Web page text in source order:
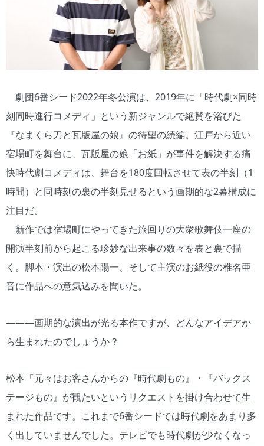
劇団6番シード2022年冬公演は、2019年に「時代劇×同時
刻同時進行コメディ」という新ジャンルで絶賛を浴びた
『なまくら刀と瓦版屋の娘』の待望の続編。江戸から近い
宿場町を舞台に、瓦版屋の娘「お紙」が事件を解決する痛
快時代劇コメディは、舞台を180度回転させて表の半刻（1
時間）と同時刻の裏の半刻見せるという画期的な2幕構成に
注目だ。
新作では宿場町にやってきた旅回りの大衆歌舞伎一座の
開演半刻前から起こる珍妙な出来事の数々を表と裏で描
く。脚本・演出の松本陽一、そして主演のお紙役の椎名亜
音に作品への意気込みを聞いた。
―――画期的な演出が光る本作ですが、どんなアイデアか
ら生まれたのでしょうか？
松本「元々はお客さんからの『時代劇もの』・『バックス
テージもの』が観たいというリクエストを掛け合わせて生
まれた作品です。これまで6番シードでは時代劇をあまり多
く出していませんでした。テレビでも時代劇が少なくなっ